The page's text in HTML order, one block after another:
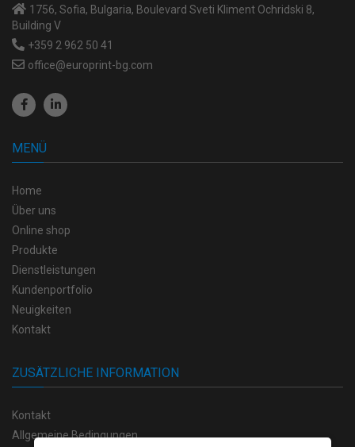
1756, Sofia, Bulgaria, Boulevard Sveti Kliment Ochridski 8,
Building V
+359 2 962 50 41
office@europrint-bg.com
MENÜ
Home
Über uns
Online shop
Produkte
Dienstleistungen
Kundenportfolio
Neuigkeiten
Kontakt
ZUSÄTZLICHE INFORMATION
Kontakt
Allgemeine Bedingungen